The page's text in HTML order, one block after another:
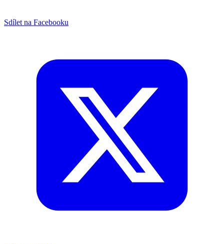
Sdílet na Facebooku